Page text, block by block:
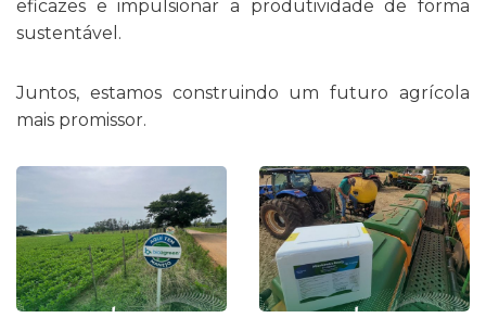
eficazes e impulsionar a produtividade de forma
sustentável.
Juntos, estamos construindo um futuro agrícola
mais promissor.